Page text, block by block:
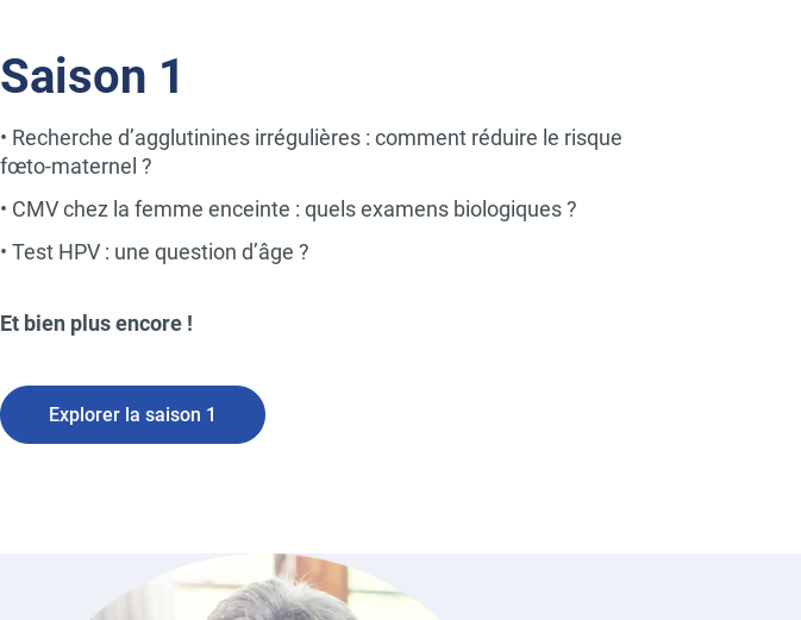
Saison 1
• Recherche d’agglutinines irrégulières : comment réduire le risque
fœto-maternel ?
• CMV chez la femme enceinte : quels examens biologiques ?
• Test HPV : une question d’âge ?
Et bien plus encore !
Explorer la saison 1